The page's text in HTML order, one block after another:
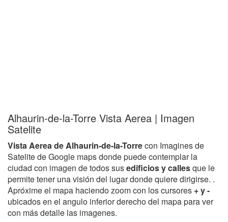
Alhaurin-de-la-Torre Vista Aerea | Imagen
Satelite
Vista Aerea de Alhaurin-de-la-Torrecon Imagines de
Satelite de Google maps donde puede contemplar la
ciudad con imagen de todos susedificios y callesque le
permite tener una visión del lugar donde quiere dirigirse. .
Apróxime el mapa haciendo zoom con los cursores + y -
ubicados en el angulo inferior derecho del mapa para ver
con más detalle las imagenes.